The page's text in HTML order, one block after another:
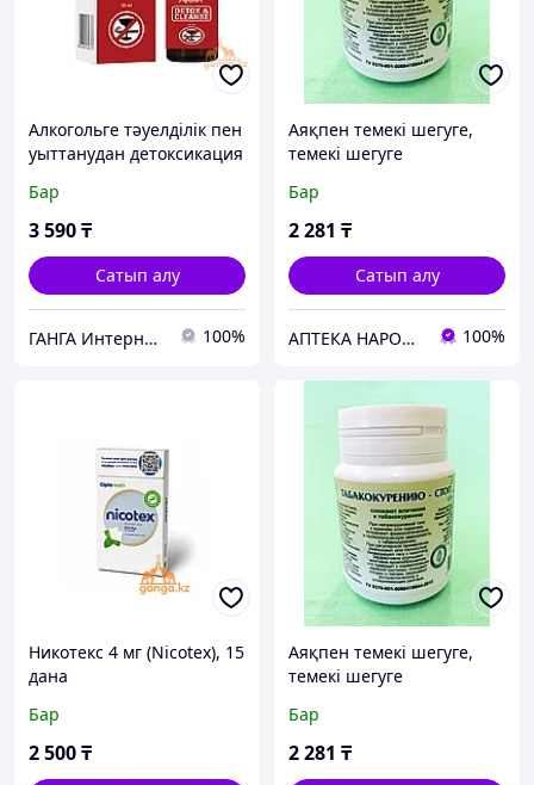
Алкогольге тәуелділік пен
уыттанудан детоксикация
(Detox and cleanse AYUSRI
), 30 мл
Бар
3 590₸
Сатып алу
ГАНГА Интернет-магазин 100%
Аяқпен темекі шегуге,
темекі шегуге
таб
Бар
2 281 ₸
Сатып алу
АПТЕКА НАРОДНОЙ МЕДИЦИНЫ 100%
Никотекс 4 мг (Nicotex), 15
дана
Бар
2 500₸
Аяқпен темекі шегуге,
темекі шегуге
таб
Бар
2 281 ₸